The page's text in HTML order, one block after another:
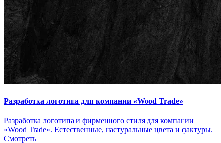
Разработка логотипа для компании «Wood Trade»
Разработка логотипа и фирменного стиля для компании
«Wood Trade». Естественные, настуральные цвета и фактуры.
Смотреть